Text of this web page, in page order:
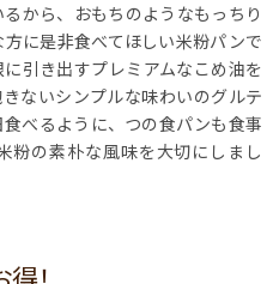
から、おもちのようなもっちり
に是非食べてほしい米粉パンで
引き出すプレミアムなこめ油を
ないシンプルな味わいのグルテ
べるように、つの食パンも食事
粉の素朴な風味を大切にしまし